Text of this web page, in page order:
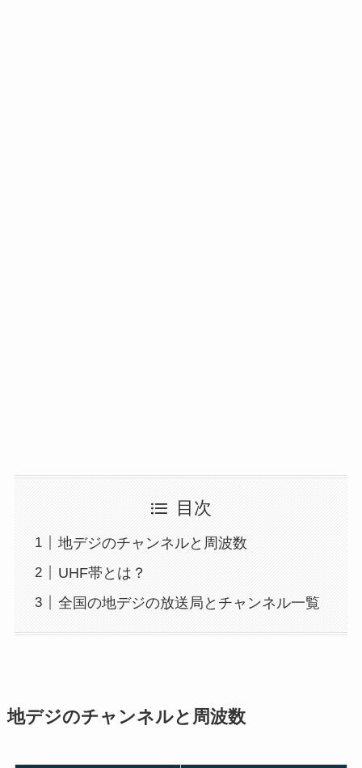
目次
地デジのチャンネルと周波数
UHF帯とは？
全国の地デジの放送局とチャンネル一覧
地デジのチャンネルと周波数